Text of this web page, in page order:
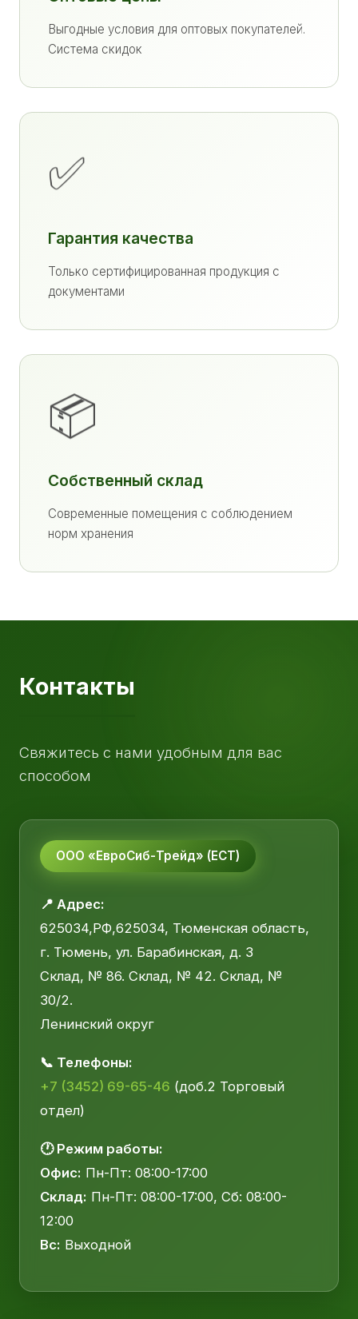
Выгодные условия для оптовых покупателей.
Система скидок
✅
Гарантия качества
Только сертифицированная продукция с
документами
📦
Собственный склад
Современные помещения с соблюдением
норм хранения
Контакты
Свяжитесь с нами удобным для вас
способом
ООО «ЕвроСиб-Трейд» (ЕСТ)
📍 Адрес:
625034,РФ,625034, Тюменская область,
г. Тюмень, ул. Барабинская, д. 3
Склад, № 86. Склад, № 42. Склад, №
30/2.
Ленинский округ
📞 Телефоны:
+7 (3452) 69-65-46 (доб.2 Торговый
отдел)
🕐 Режим работы:
Офис: Пн-Пт: 08:00-17:00
Склад: Пн-Пт: 08:00-17:00, Сб: 08:00-
12:00
Вс: Выходной